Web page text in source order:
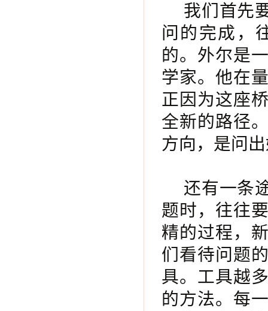
我们首先
问的完成，
的。外尔是
学家。他在
正因为这座
全新的路径
方向，是问
还有一条
题时，往往
精的过程，
们看待问题
具。工具越
的方法。每